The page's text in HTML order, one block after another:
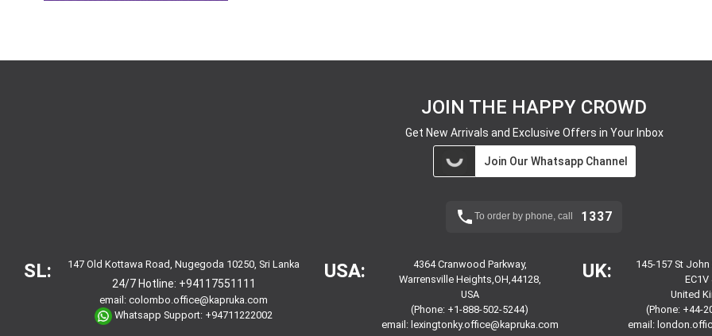
JOIN THE HAPPY CROWD
Get New Arrivals and Exclusive Offers in Your Inbox
Join Our Whatsapp Channel
To order by phone, call 1337
SL: 147 Old Kottawa Road, Nugegoda 10250, Sri Lanka
24/7 Hotline: +94117551111
email:colombo.office@kapruka.com
Whatsapp Support: +94711222002
USA:
4364 Cranwood Parkway,
Warrensville Heights,OH,44128,
USA
(Phone: +1-888-502-5244)
email: lexingtonky.office@kapruka.com
UK:
145-157 St
EC1V
United
(Phone: +44-
email: